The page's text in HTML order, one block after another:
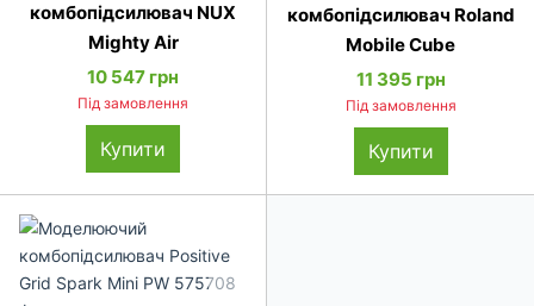
комбопідсилювач NUX
Mighty Air
10 547 грн
Під замовлення
Купити
комбопідсилювач Roland
Mobile Cube
11 395 грн
Під замовлення
Купити